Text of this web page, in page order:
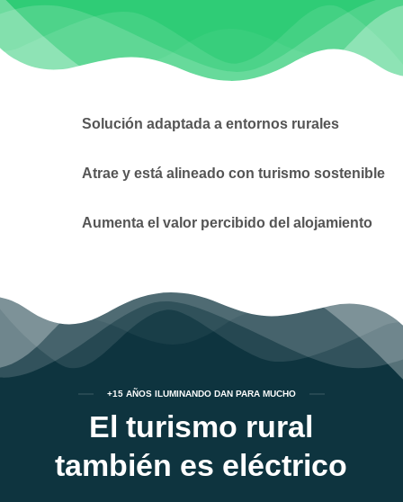
Solución adaptada a entornos rurales
Atrae y está alineado con turismo sostenible
Aumenta el valor percibido del alojamiento
+15 AÑOS ILUMINANDO DAN PARA MUCHO
El turismo rural
también es eléctrico